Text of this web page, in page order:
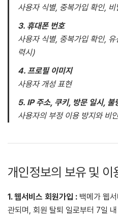
사용자 식별, 중복가입 확인,
3. 휴대폰 번호
사용자 식별, 중복가입 확인,
력시)
4. 프로필 이미지
사용자 개성 표현
5. IP 주소, 쿠키, 방문 일시, 불
사용자의 부정 이용 방지와 비
개인정보의 보유 및 이
1. 웹서비스 회원가입 : 백메가 웹
관되며, 회원 탈퇴 일로부터 7일